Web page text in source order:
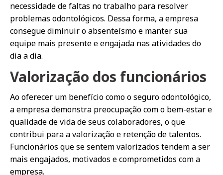
necessidade de faltas no trabalho para resolver
problemas odontológicos. Dessa forma, a empresa
consegue diminuir o absenteísmo e manter sua
equipe mais presente e engajada nas atividades do
dia a dia.
Valorização dos funcionários
Ao oferecer um benefício como o seguro odontológico,
a empresa demonstra preocupação com o bem-estar e
qualidade de vida de seus colaboradores, o que
contribui para a valorização e retenção de talentos.
Funcionários que se sentem valorizados tendem a ser
mais engajados, motivados e comprometidos com a
empresa.